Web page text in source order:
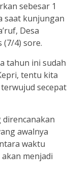
sebesar 1
saat kunjungan
Desa
(7/4) sore.
tahun ini sudah
tentu kita
secepat
awalnya
waktu
menjadi